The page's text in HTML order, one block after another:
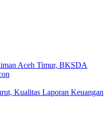
Aceh Timur, BKSDA
Kualitas Laporan Keuangan